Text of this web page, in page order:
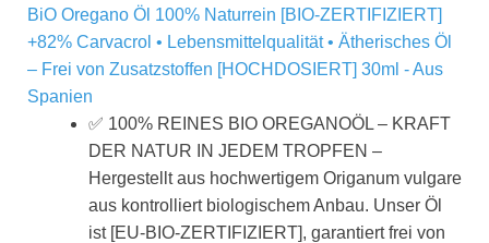
BiO Oregano Öl 100% Naturrein [BIO-ZERTIFIZIERT]
+82% Carvacrol • Lebensmittelqualität • Ätherisches Öl
– Frei von Zusatzstoffen [HOCHDOSIERT] 30ml - Aus
Spanien
✅ 100% REINES BIO OREGANOÖL – KRAFT
DER NATUR IN JEDEM TROPFEN –
Hergestellt aus hochwertigem Origanum vulgare
aus kontrolliert biologischem Anbau. Unser Öl
ist [EU-BIO-ZERTIFIZIERT], garantiert frei von